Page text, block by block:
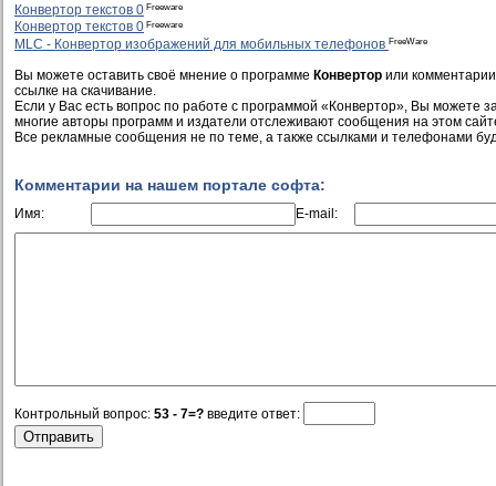
Конвертор текстов 0 Freeware
Конвертор текстов 0 Freeware
MLC - Конвертор изображений для мобильных телефонов FreeWare
Вы можете оставить своё мнение о программе Конвертор или
ссылке на скачивание.
Если у Вас есть вопрос по работе с программой «Конвертор», Вы можете
многие авторы программ и издатели отслеживают сообщения на этом
Все рекламные сообщения не по теме, а также ссылками и телефонами
Комментарии на нашем портале софта:
Имя: E-mail:
Контрольный вопрос: 53 - 7=? введите ответ: